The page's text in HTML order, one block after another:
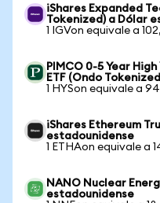
iShares Expanded
Tokenized) a Dólar
1 IGVon equivale a
PIMCO 0-5 Year
ETF (Ondo
1 HYSon equivale a
iShares Ethereum
estadounidense
1 ETHAon equivale a
NANO Nuclear
estadounidense